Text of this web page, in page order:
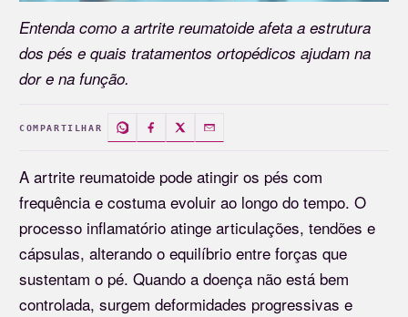
Entenda como a artrite reumatoide afeta a estrutura
dos pés e quais tratamentos ortopédicos ajudam na
dor e na função.
COMPARTILHAR
A artrite reumatoide pode atingir os pés com
frequência e costuma evoluir ao longo do tempo. O
processo inflamatório atinge articulações, tendões e
cápsulas, alterando o equilíbrio entre forças que
sustentam o pé. Quando a doença não está bem
controlada, surgem deformidades progressivas e